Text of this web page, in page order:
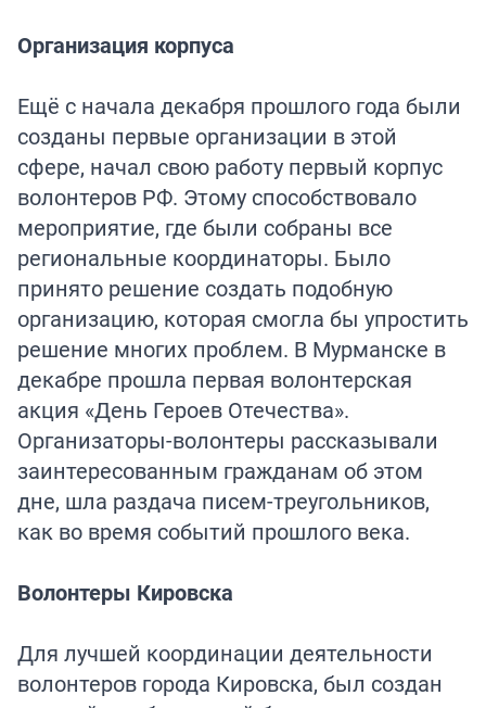
Организация корпуса
Ещё с начала декабря прошлого года были
созданы первые организации в этой
сфере, начал свою работу первый корпус
волонтеров РФ. Этому способствовало
мероприятие, где были собраны все
региональные координаторы. Было
принято решение создать подобную
организацию, которая смогла бы упростить
решение многих проблем. В Мурманске в
декабре прошла первая волонтерская
акция «День Героев Отечества».
Организаторы-волонтеры рассказывали
заинтересованным гражданам об этом
дне, шла раздача писем-треугольников,
как во время событий прошлого века.
Волонтеры Кировска
Для лучшей координации деятельности
волонтеров города Кировска, был создан